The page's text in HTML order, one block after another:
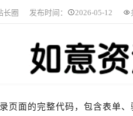
长圈 发布时间： 2026-05-12
页面的完整代码，包含表单